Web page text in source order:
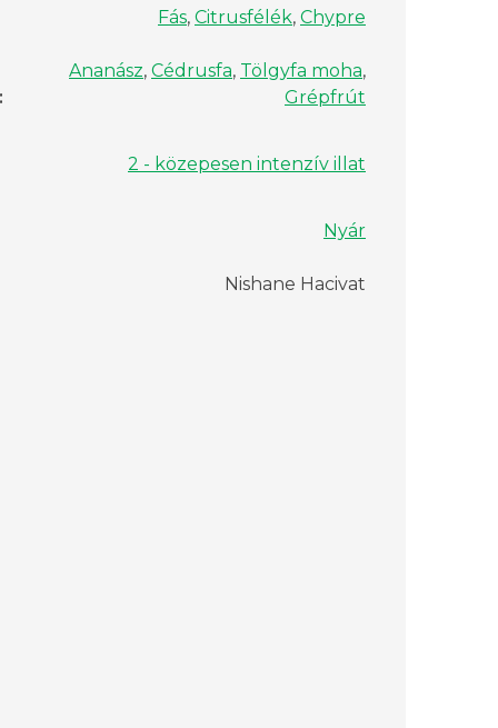
Fás, Citrusfélék, Chypre
:
Ananász, Cédrusfa, Tölgyfa moha,
Grépfrút
2 - közepesen intenzív illat
Nyár
Nishane Hacivat